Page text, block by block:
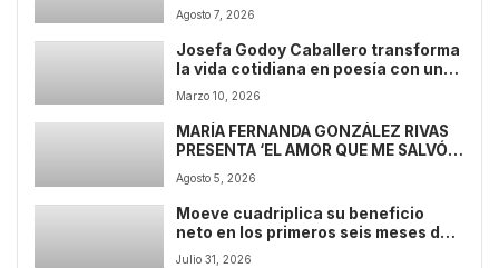
colegio de Tailandia
Agosto 7, 2026
Josefa Godoy Caballero transforma
la vida cotidiana en poesía con una
voz cercana y reflexiva
Marzo 10, 2026
MARÍA FERNANDA GONZÁLEZ RIVAS
PRESENTA ‘EL AMOR QUE ME SALVÓ’,
UNA NOVELA EMOTIVA Y
TRANSFORMADORA SOBRE LAS
SEGUNDAS OPORTUNIDADES
Agosto 5, 2026
Moeve cuadriplica su beneficio
neto en los primeros seis meses de
2026
Julio 31, 2026